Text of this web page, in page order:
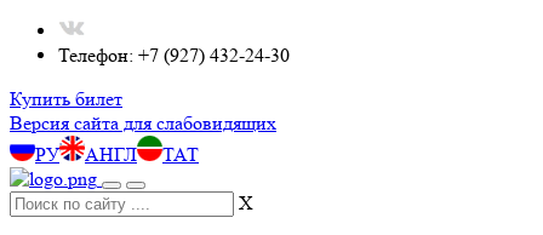
Телефон: +7 (927) 432-24-30
Купить билет
Версия сайта для слабовидящих
РУ
АНГЛ ТАТ
X